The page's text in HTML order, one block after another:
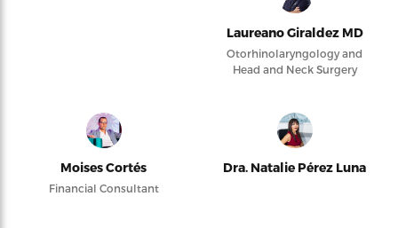
Laureano Giraldez MD
Otorhinolaryngology and
Head and Neck Surgery
Moises Cortés
Financial Consultant
Dra. Natalie Pérez Luna